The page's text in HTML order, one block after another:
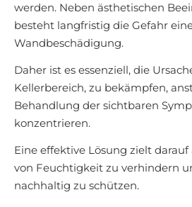
werden. Neben ästhetischen
besteht langfristig die Gefahr
Wandbeschädigung.
Daher ist es essenziell, die
Kellerbereich, zu bekämpfen,
Behandlung der sichtbaren
konzentrieren.
Eine effektive Lösung zielt
von Feuchtigkeit zu verhindern
nachhaltig zu schützen.